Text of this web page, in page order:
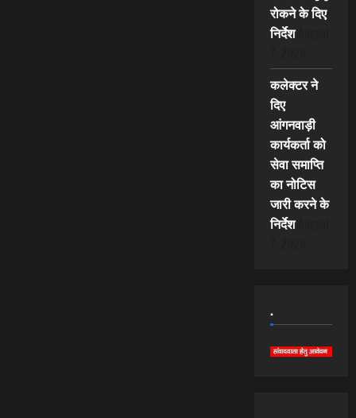
रोकने के दिए
निर्देश
कलेक्टर ने
दिए
आंगनवाड़ी
कार्यकर्ता को
सेवा समाप्ति
का नोटिस
जारी करने के
निर्देश
.